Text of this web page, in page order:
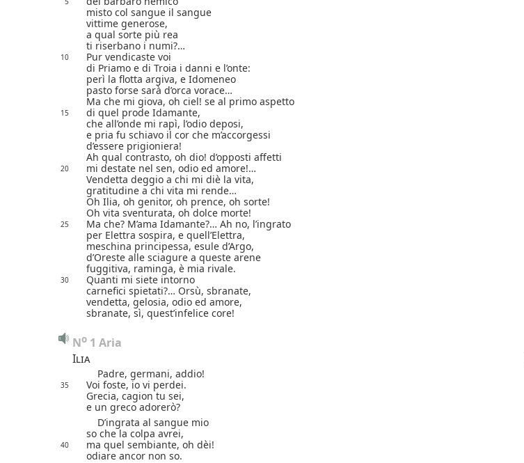
misto col sangue il sangue
vittime generose,
a qual sorte più rea
ti riserbano i numi?…
10 Pur vendicaste voi
di Priamo e di Troia i danni e l’onte:
perì la flotta argiva, e Idomeneo
pasto forse sarà d’orca vorace…
Ma che mi giova, oh ciel! se al primo aspetto
15 di quel prode Idamante,
che all’onde mi rapì, l’odio deposi,
e pria fu schiavo il cor che m’accorgessi
d’essere prigioniera!
Ah qual contrasto, oh dio! d’opposti affetti
20 mi destate nel sen, odio ed amore!…
Vendetta deggio a chi mi diè la vita,
gratitudine a chi vita mi rende…
Oh Ilia, oh genitor, oh prence, oh sorte!
Oh vita sventurata, oh dolce morte!
25 Ma che? M’ama Idamante?… Ah no, l’ingrato
per Elettra sospira, e quell’Elettra,
meschina principessa, esule d’Argo,
d’Oreste alle sciagure a queste arene
fuggitiva, raminga, è mia rivale.
30 Quanti mi siete intorno
carnefici spietati?… Orsù, sbranate,
vendetta, gelosia, odio ed amore,
sbranate, sì, quest’infelice core!
No 1 Aria
Ilia
Padre, germani, addio!
35 Voi foste, io vi perdei.
Grecia, cagion tu sei,
e un greco adorerò?
D’ingrata al sangue mio
so che la colpa avrei,
40 ma quel sembiante, oh dèi!
odiare ancor non so.